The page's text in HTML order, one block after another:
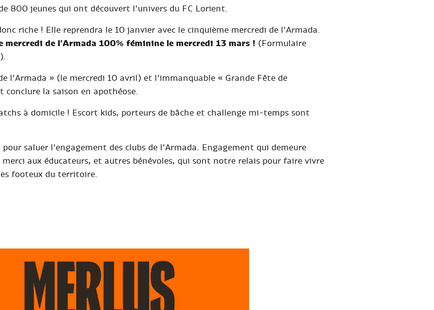
800 jeunes qui ont découvert l’univers du FC Lorient.
riche ! Elle reprendra le 10 janvier avec le cinquième mercredi de l’Armada.
mercredi de l’Armada 100% féminine le mercredi 13 mars ! (Formulaire
l’Armada » (le mercredi 10 avril) et l’immanquable « Grande Fête de
conclure la saison en apothéose.
à domicile ! Escort kids, porteurs de bâche et challenge mi-temps sont
saluer l’engagement des clubs de l’Armada. Engagement qui demeure
aux éducateurs, et autres bénévoles, qui sont notre relais pour faire vivre
footeux du territoire.